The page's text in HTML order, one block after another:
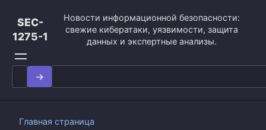
контенту
SEC-
1275-1
Новости информационной безопасности:
свежие кибератаки, уязвимости, защита
данных и экспертные анализы.
Search
for:
Главная страница